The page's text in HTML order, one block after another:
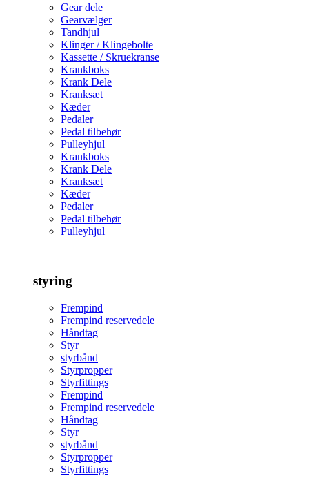
Gear dele
Gearvælger
Tandhjul
Klinger / Klingebolte
Kassette / Skruekranse
Krankboks
Krank Dele
Kranksæt
Kæder
Pedaler
Pedal tilbehør
Pulleyhjul
Krankboks
Krank Dele
Kranksæt
Kæder
Pedaler
Pedal tilbehør
Pulleyhjul
styring
Frempind
Frempind reservedele
Håndtag
Styr
styrbånd
Styrpropper
Styrfittings
Frempind
Frempind reservedele
Håndtag
Styr
styrbånd
Styrpropper
Styrfittings